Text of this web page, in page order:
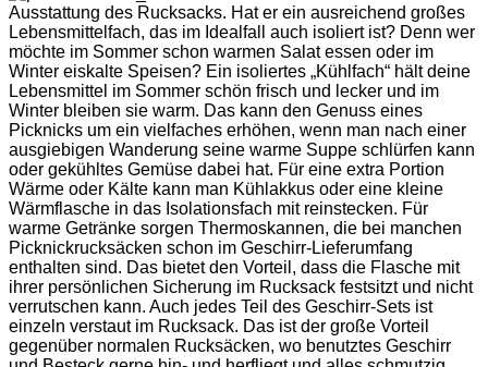
Ausstattung des Rucksacks. Hat er ein ausreichend großes
Lebensmittelfach, das im Idealfall auch isoliert ist? Denn wer
möchte im Sommer schon warmen Salat essen oder im
Winter eiskalte Speisen? Ein isoliertes „Kühlfach“ hält deine
Lebensmittel im Sommer schön frisch und lecker und im
Winter bleiben sie warm. Das kann den Genuss eines
Picknicks um ein vielfaches erhöhen, wenn man nach einer
ausgiebigen Wanderung seine warme Suppe schlürfen kann
oder gekühltes Gemüse dabei hat. Für eine extra Portion
Wärme oder Kälte kann man Kühlakkus oder eine kleine
Wärmflasche in das Isolationsfach mit reinstecken. Für
warme Getränke sorgen Thermoskannen, die bei manchen
Picknickrucksäcken schon im Geschirr-Lieferumfang
enthalten sind. Das bietet den Vorteil, dass die Flasche mit
ihrer persönlichen Sicherung im Rucksack festsitzt und nicht
verrutschen kann. Auch jedes Teil des Geschirr-Sets ist
einzeln verstaut im Rucksack. Das ist der große Vorteil
gegenüber normalen Rucksäcken, wo benutztes Geschirr